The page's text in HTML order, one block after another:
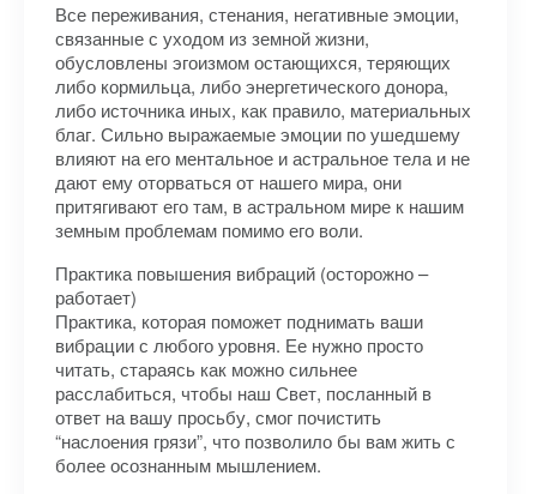
​Все переживания, стенания, негативные эмоции,
связанные с уходом из земной жизни,
обусловлены эгоизмом остающихся, теряющих
либо кормильца, либо энергетического донора,
либо источника иных, как правило, материальных
благ. Сильно выражаемые эмоции по ушедшему
влияют на его ментальное и астральное тела и не
дают ему оторваться от нашего мира, они
притягивают его там, в астральном мире к нашим
земным проблемам помимо его воли.
Практика повышения вибраций (осторожно –
работает)
Практика, которая поможет поднимать ваши
вибрации с любого уровня. Ее нужно просто
читать, стараясь как можно сильнее
расслабиться, чтобы наш Свет, посланный в
ответ на вашу просьбу, смог почистить
“наслоения грязи”, что позволило бы вам жить с
более осознанным мышлением.